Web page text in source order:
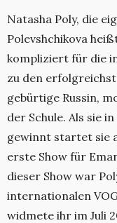
Natasha Poly, die
Polevshchikova
kompliziert für die
zu den
gebürtige Russin,
der Schule. Als sie
gewinnt startet sie
erste Show für
dieser Show war
internationalen
widmete ihr im Juli